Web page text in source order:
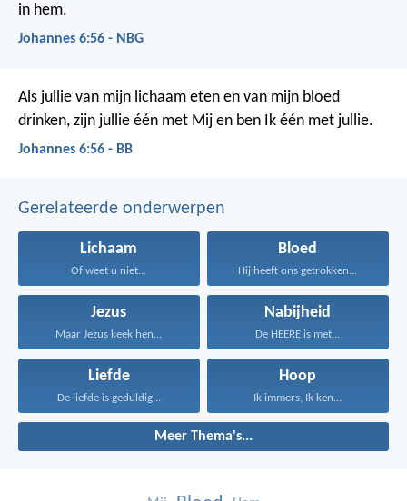
in hem.
Johannes 6:56 - NBG
Als jullie van mijn lichaam eten en van mijn bloed
drinken, zijn jullie één met Mij en ben Ik één met jullie.
Johannes 6:56 - BB
Gerelateerde onderwerpen
Lichaam
Of weet u niet...
Bloed
Hij heeft ons getrokken...
Jezus
Maar Jezus keek hen...
Nabijheid
De HEERE is met...
Liefde
De liefde is geduldig...
Hoop
Ik immers, Ik ken...
Meer Thema's...